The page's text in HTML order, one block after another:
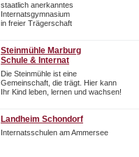
staatlich anerkanntes
Internatsgymnasium
in freier Trägerschaft
Steinmühle Marburg
Schule & Internat
Die Steinmühle ist eine
Gemeinschaft, die trägt. Hier kann
Ihr Kind leben, lernen und wachsen!
Landheim Schondorf
Internatsschulen am Ammersee